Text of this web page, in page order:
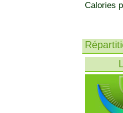
Calories